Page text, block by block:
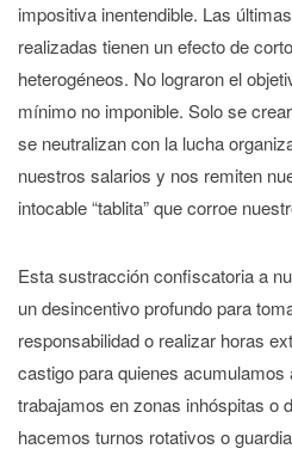
impositiva inentendible. Las
realizadas tienen un efecto de
heterogéneos. No lograron el
mínimo no imponible. Solo se
se neutralizan con la lucha
nuestros salarios y nos remiten
intocable “tablita” que corroe
Esta sustracción confiscatoria a
un desincentivo profundo para
responsabilidad o realizar horas
castigo para quienes acumulamos
trabajamos en zonas inhóspitas o
hacemos turnos rotativos o